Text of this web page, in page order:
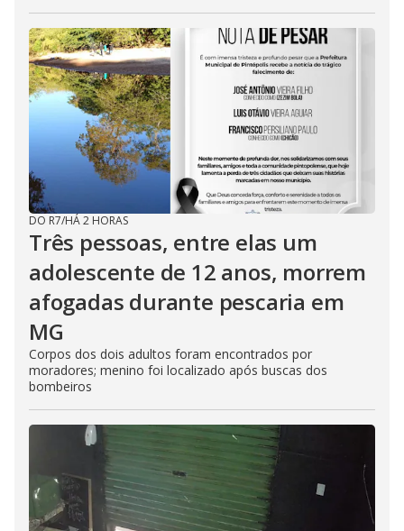
DO R7/HÁ 2 HORAS
Três pessoas, entre elas um
adolescente de 12 anos, morrem
afogadas durante pescaria em
MG
Corpos dos dois adultos foram encontrados por
moradores; menino foi localizado após buscas dos
bombeiros